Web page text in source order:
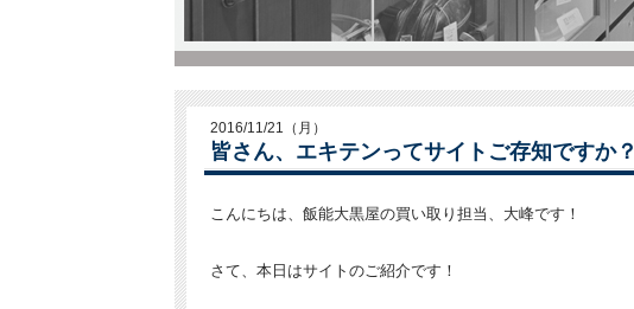
2016/11/21（月）
皆さん、エキテンってサイトご存知ですか？
こんにちは、飯能大黒屋の買い取り担当、大峰です！
さて、本日はサイトのご紹介です！